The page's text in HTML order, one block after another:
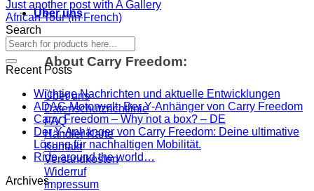
Über uns
About Carry Freedom:
Über uns
Datenschutzrichtlinie
FAQ
Händler Karte
Kontakt
Versandkosten
Widerruf
Impressum
Just another post with A Gallery
African Tour (in French)
Search
Recent Posts
Wichtige Nachrichten und aktuelle Entwicklungen
ADAC-Motorwelt: Der Y-Anhänger von Carry Freedom
Carry Freedom – Why not a box? – DE
Der Y-Anhänger von Carry Freedom: Deine ultimative
Lösung für nachhaltigen Mobilität.
Ride around the world…
Archives